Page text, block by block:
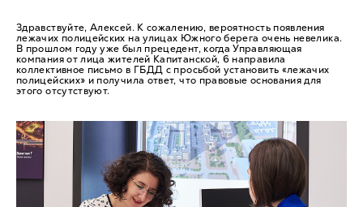
Здравствуйте, Алексей. К сожалению, вероятность появления
лежачих полицейских на улицах Южного берега очень невелика.
В прошлом году уже был прецедент, когда Управляющая
компания от лица жителей Капитанской, 6 направила
коллективное письмо в ГБДД с просьбой установить «лежачих
полицейских» и получила ответ, что правовые основания для
этого отсутствуют.